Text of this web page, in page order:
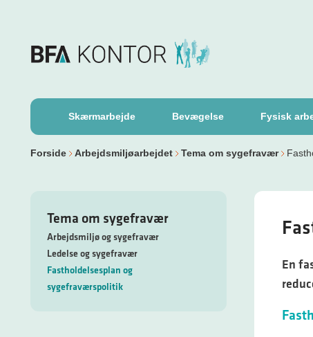
Skærmarbejde Bevægelse Fysisk
Forside Arbejdsmiljøarbejdet Tema om sygefravær
Tema om sygefravær
Arbejdsmiljø og sygefravær
Ledelse og sygefravær
Fastholdelsesplan og
sygefraværspolitik
En